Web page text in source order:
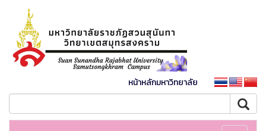
หน้าหลักมหาวิทยาลัย